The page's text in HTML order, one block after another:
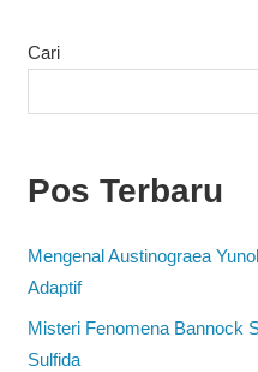
Cari
Pos Terbaru
Mengenal Austinograea
Adaptif
Misteri Fenomena Bannock
Sulfida